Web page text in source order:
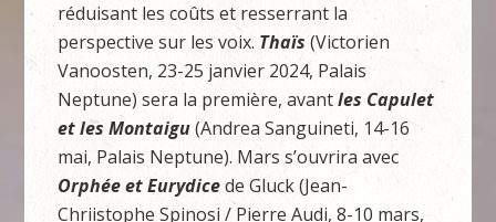
réduisant les coûts et resserrant la
perspective sur les voix. Thaïs(Victorien
Vanoosten, 23-25 janvier 2024, Palais
Neptune) sera la première, avantles Capulet
et les Montaigu(Andrea Sanguineti, 14-16
mai, Palais Neptune). Mars s’ouvrira avec
Orphée et Eurydicede Gluck (Jean-
Chriistophe Spinosi / Pierre Audi, 8-10 mars,